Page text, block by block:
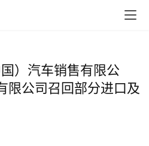
）汽车销售有限公
限公司召回部分进口及